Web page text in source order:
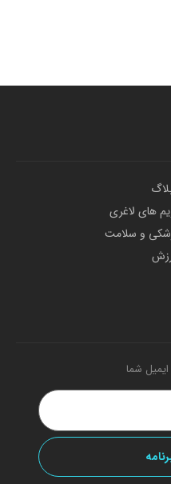
های لاغری
و سلامت
شما